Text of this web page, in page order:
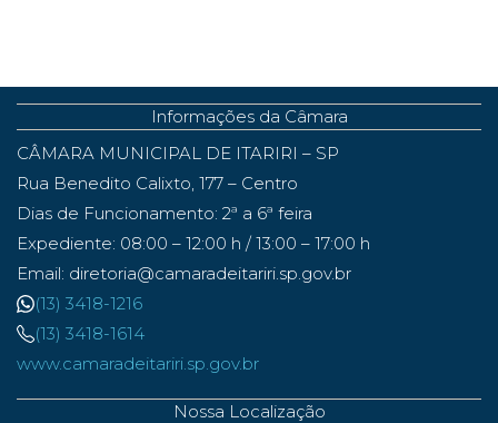
Informações da Câmara
CÂMARA MUNICIPAL DE ITARIRI – SP
Rua Benedito Calixto, 177 – Centro
Dias de Funcionamento: 2ª a 6ª feira
Expediente: 08:00 – 12:00 h / 13:00 – 17:00 h
Email: diretoria@camaradeitariri.sp.gov.br
(13) 3418-1216
(13) 3418-1614
www.camaradeitariri.sp.gov.br
Nossa Localização